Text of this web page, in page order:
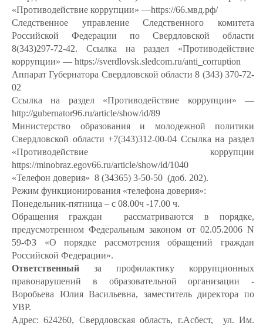
«Противодействие коррупции» —https://66.мвд.рф/
Следственное управление Следственного комитета
Российской Федерации по Свердловской области
8(343)297-72-42. Ссылка на раздел «Противодействие
коррупции» — https://sverdlovsk.sledcom.ru/anti_corruption
Аппарат Губернатора Свердловской области 8 (343) 370-72-
02
Ссылка на раздел «Противодействие коррупции» —
http://gubernator96.ru/article/show/id/89
Министерство образования и молодежной политики
Свердловской области +7(343)312-00-04 Ссылка на раздел
«Противодействие коррупции
https://minobraz.egov66.ru/article/show/id/1040
«Телефон доверия» 8 (34365) 3-50-50 (доб. 202).
Режим функционирования «телефона доверия»:
Понедельник-пятница – с 08.00ч -17.00 ч.
Обращения граждан рассматриваются в порядке,
предусмотренном Федеральным законом от 02.05.2006 N
59-ФЗ «О порядке рассмотрения обращений граждан
Российской Федерации».
Ответственный за профилактику коррупционных
правонарушений в образовательной организации -
Воробьева Юлия Васильевна, заместитель директора по
УВР.
Адрес: 624260, Свердловская область, г.Асбест, ул. Им.